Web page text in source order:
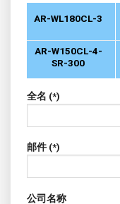
AR-WL180CL-3
AR-W150CL-4-
SR-300
全名 (*)
邮件 (*)
公司名称